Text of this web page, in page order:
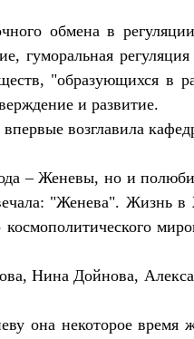
обмена в
гуморальная регуляция
"образующихся в
и развитие.
возглавила
– Женевы, но и
"Женева". Жизнь
Нина Дойнова,
она некоторое время